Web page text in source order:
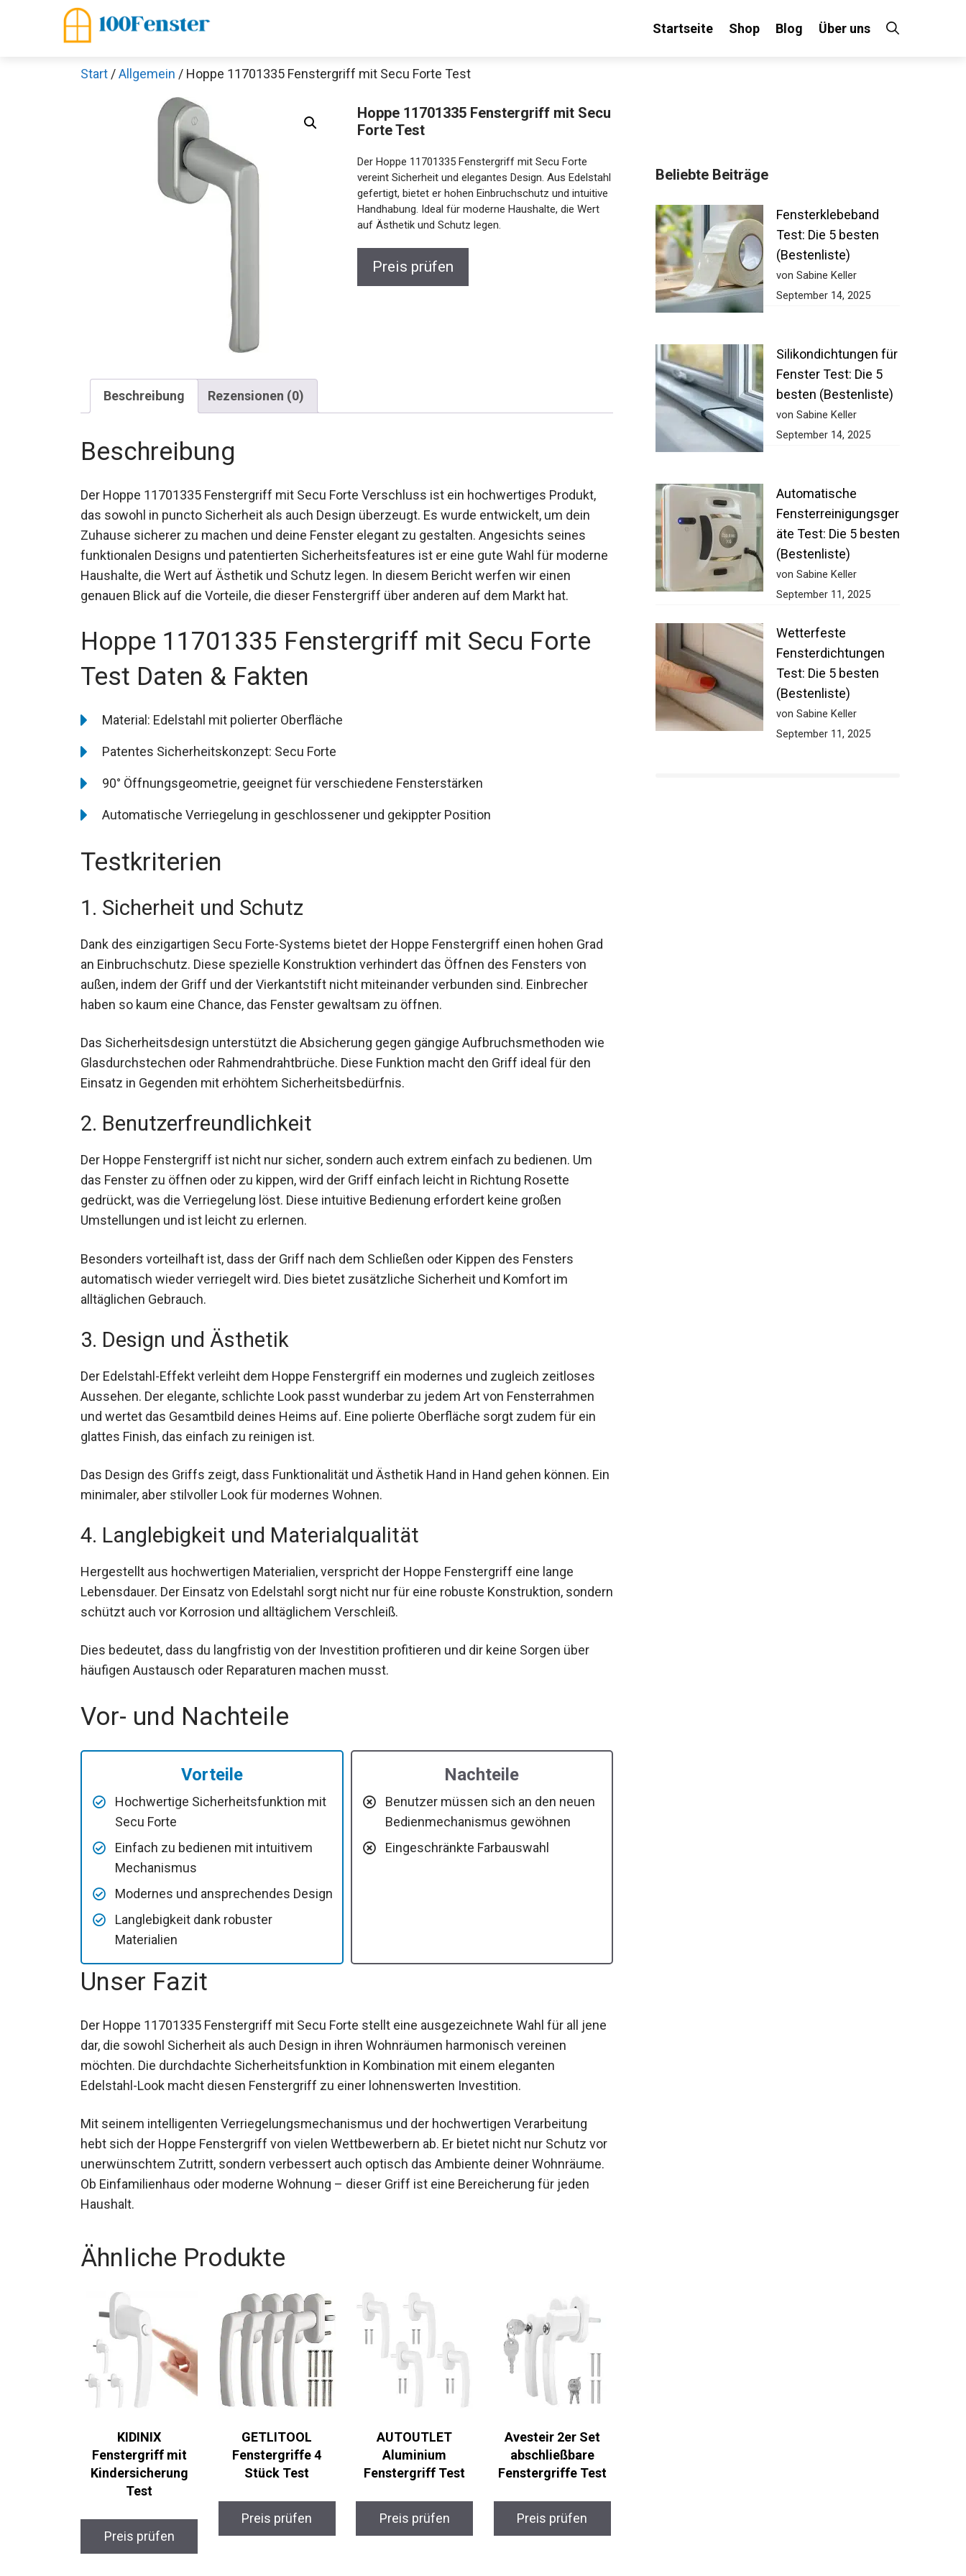
Startseite Shop Blog Über uns
Start /Allgemein / Hoppe 11701335 Fenstergriff mit Secu Forte Test
Hoppe 11701335 Fenstergriff mit Secu
Forte Test
Der Hoppe 11701335 Fenstergriff mit Secu Forte
vereint Sicherheit und elegantes Design. Aus Edelstahl
gefertigt, bietet er hohen Einbruchschutz und intuitive
Handhabung. Ideal für moderne Haushalte, die Wert
auf Ästhetik und Schutz legen.
Preis prüfen
Beschreibung Rezensionen (0)
Beschreibung
Der Hoppe 11701335 Fenstergriff mit Secu Forte Verschluss ist ein hochwertiges Produkt,
das sowohl in puncto Sicherheit als auch Design überzeugt. Es wurde entwickelt, um dein
Zuhause sicherer zu machen und deine Fenster elegant zu gestalten. Angesichts seines
funktionalen Designs und patentierten Sicherheitsfeatures ist er eine gute Wahl für moderne
Haushalte, die Wert auf Ästhetik und Schutz legen. In diesem Bericht werfen wir einen
genauen Blick auf die Vorteile, die dieser Fenstergriff über anderen auf dem Markt hat.
Hoppe 11701335 Fenstergriff mit Secu Forte
Test Daten & Fakten
Material: Edelstahl mit polierter Oberfläche
Patentes Sicherheitskonzept: Secu Forte
90° Öffnungsgeometrie, geeignet für verschiedene Fensterstärken
Automatische Verriegelung in geschlossener und gekippter Position
Testkriterien
1. Sicherheit und Schutz
Dank des einzigartigen Secu Forte-Systems bietet der Hoppe Fenstergriff einen hohen Grad
an Einbruchschutz. Diese spezielle Konstruktion verhindert das Öffnen des Fensters von
außen, indem der Griff und der Vierkantstift nicht miteinander verbunden sind. Einbrecher
haben so kaum eine Chance, das Fenster gewaltsam zu öffnen.
Das Sicherheitsdesign unterstützt die Absicherung gegen gängige Aufbruchsmethoden wie
Glasdurchstechen oder Rahmendrahtbrüche. Diese Funktion macht den Griff ideal für den
Einsatz in Gegenden mit erhöhtem Sicherheitsbedürfnis.
2. Benutzerfreundlichkeit
Der Hoppe Fenstergriff ist nicht nur sicher, sondern auch extrem einfach zu bedienen. Um
das Fenster zu öffnen oder zu kippen, wird der Griff einfach leicht in Richtung Rosette
gedrückt, was die Verriegelung löst. Diese intuitive Bedienung erfordert keine großen
Umstellungen und ist leicht zu erlernen.
Besonders vorteilhaft ist, dass der Griff nach dem Schließen oder Kippen des Fensters
automatisch wieder verriegelt wird. Dies bietet zusätzliche Sicherheit und Komfort im
alltäglichen Gebrauch.
3. Design und Ästhetik
Der Edelstahl-Effekt verleiht dem Hoppe Fenstergriff ein modernes und zugleich zeitloses
Aussehen. Der elegante, schlichte Look passt wunderbar zu jedem Art von Fensterrahmen
und wertet das Gesamtbild deines Heims auf. Eine polierte Oberfläche sorgt zudem für ein
glattes Finish, das einfach zu reinigen ist.
Das Design des Griffs zeigt, dass Funktionalität und Ästhetik Hand in Hand gehen können. Ein
minimaler, aber stilvoller Look für modernes Wohnen.
4. Langlebigkeit und Materialqualität
Hergestellt aus hochwertigen Materialien, verspricht der Hoppe Fenstergriff eine lange
Lebensdauer. Der Einsatz von Edelstahl sorgt nicht nur für eine robuste Konstruktion, sondern
schützt auch vor Korrosion und alltäglichem Verschleiß.
Dies bedeutet, dass du langfristig von der Investition profitieren und dir keine Sorgen über
häufigen Austausch oder Reparaturen machen musst.
Vor- und Nachteile
Vorteile
Hochwertige Sicherheitsfunktion mit
Secu Forte
Einfach zu bedienen mit intuitivem
Mechanismus
Modernes und ansprechendes Design
Langlebigkeit dank robuster
Materialien
Nachteile
Benutzer müssen sich an den neuen
Bedienmechanismus gewöhnen
Eingeschränkte Farbauswahl
Unser Fazit
Der Hoppe 11701335 Fenstergriff mit Secu Forte stellt eine ausgezeichnete Wahl für all jene
dar, die sowohl Sicherheit als auch Design in ihren Wohnräumen harmonisch vereinen
möchten. Die durchdachte Sicherheitsfunktion in Kombination mit einem eleganten
Edelstahl-Look macht diesen Fenstergriff zu einer lohnenswerten Investition.
Mit seinem intelligenten Verriegelungsmechanismus und der hochwertigen Verarbeitung
hebt sich der Hoppe Fenstergriff von vielen Wettbewerbern ab. Er bietet nicht nur Schutz vor
unerwünschtem Zutritt, sondern verbessert auch optisch das Ambiente deiner Wohnräume.
Ob Einfamilienhaus oder moderne Wohnung – dieser Griff ist eine Bereicherung für jeden
Haushalt.
Ähnliche Produkte
KIDINIX
Fenstergriff mit
Kindersicherung
Test
Preis prüfen
GETLITOOL
Fenstergriffe 4
Stück Test
Preis prüfen
AUTOUTLET
Aluminium
Fenstergriff Test
Preis prüfen
Avesteir 2er Set
abschließbare
Fenstergriffe Test
Preis prüfen
Beliebte Beiträge
Fensterklebeband
Test: Die 5 besten
(Bestenliste)
von Sabine Keller
September 14, 2025
Silikondichtungen für
Fenster Test: Die 5
besten (Bestenliste)
von Sabine Keller
September 14, 2025
Automatische
Fensterreinigungsger
äte Test: Die 5 besten
(Bestenliste)
von Sabine Keller
September 11, 2025
Wetterfeste
Fensterdichtungen
Test: Die 5 besten
(Bestenliste)
von Sabine Keller
September 11, 2025